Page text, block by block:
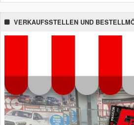
VERKAUFSSTELLEN UND